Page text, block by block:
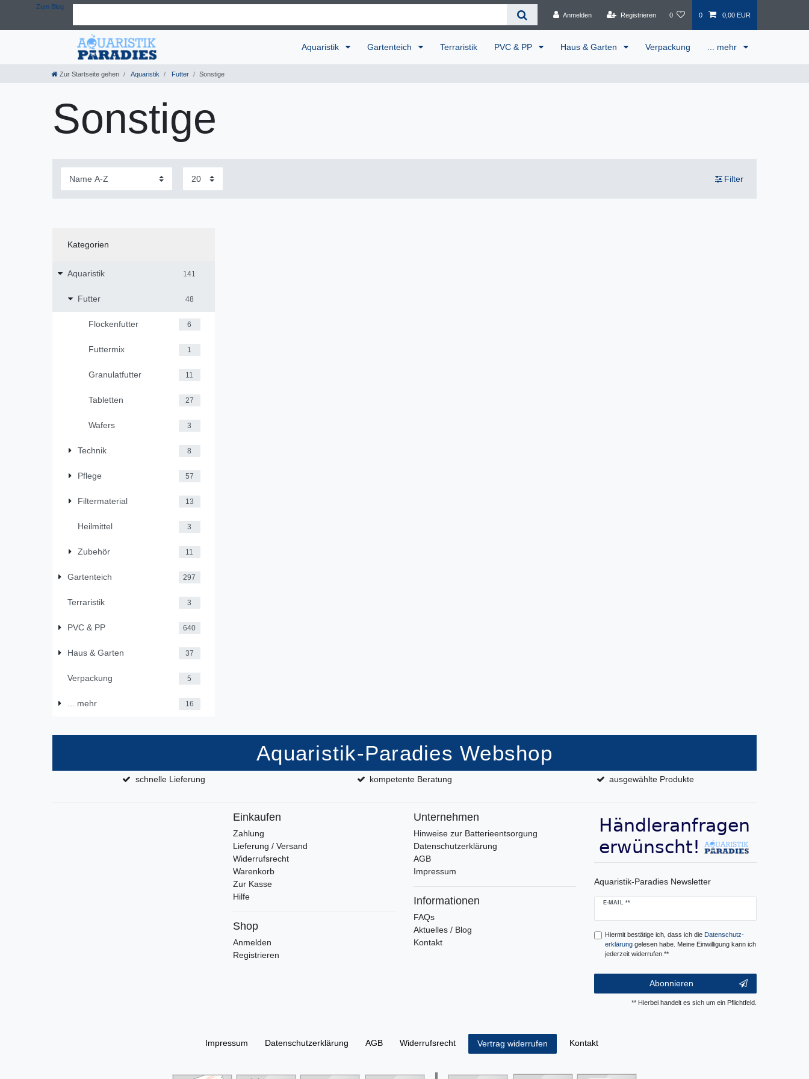
Zum Blog
Anmelden
Registrieren 0 0 0,00 EUR
Aquaristik Gartenteich Terraristik PVC & PP Haus & Garten Verpackung ... mehr
Zur Startseite gehen Aquaristik Futter Sonstige
Sonstige
Filter
Kategorien
Aquaristik 141
Futter 48
Flockenfutter 6
Futtermix 1
Granulatfutter 11
Tabletten 27
Wafers 3
Technik 8
Pflege 57
Filtermaterial 13
Heilmittel 3
Zubehör 11
Gartenteich 297
Terraristik 3
PVC & PP 640
Haus & Garten 37
Verpackung 5
... mehr 16
Aquaristik-Paradies Webshop
schnelle Lieferung kompetente Beratung ausgewählte Produkte
Einkaufen
Zahlung
Lieferung / Versand
Widerrufsrecht
Warenkorb
Zur Kasse
Hilfe
Shop
Anmelden
Registrieren
Unternehmen
Hinweise zur Batterieentsorgung
Datenschutzerklärung
AGB
Impressum
Informationen
FAQs
Aktuelles / Blog
Kontakt
Aquaristik-Paradies Newsletter
E-MAIL **
Newsletter
Hiermit bestätige ich, dass ich die Daten­schutz­
erklärunggelesen habe. Meine Einwilligung kann ich
jederzeit widerrufen.**
Abonnieren
** Hierbei handelt es sich um ein Pflichtfeld.
Impressum Daten­schutz­erklärung AGB Widerrufs­recht Vertrag widerrufen Kontakt